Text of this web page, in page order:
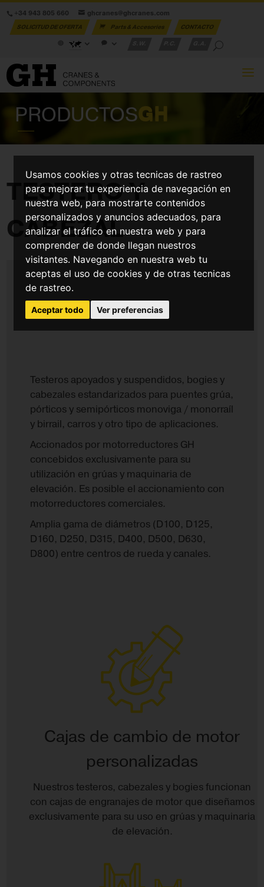
Usamos cookies y otras tecnicas de rastreo
para mejorar tu experiencia de navegación en
nuestra web, para mostrarte contenidos
personalizados y anuncios adecuados, para
analizar el tráfico en nuestra web y para
comprender de donde llegan nuestros
visitantes. Navegando en nuestra web tu
aceptas el uso de cookies y de otras tecnicas
de rastreo.
Aceptar todo Ver preferencias
+34 943 805 660 ghcranes@ghcranes.com
SOLICITUD DE OFERTA Parts & Accesories
CONTACTO
PRODUCTOSGH
TESTERO Y
CABEZAL
Testeros apoyados y suspendidos, bogies y
cabezales estandarizados para puentes grúa,
pórticos y semipórticos monoviga / monorraíl
y birrail, carros y otro tipo de aplicaciones.
Accionados por motorreductores GH
concebidos exclusivamente para su
utilización en grúas y maquinaria de
elevación. Es posible el accionamiento con
motorreductores comerciales.
Amplia gama de diámetros (D100, D125,
D160, D250, D315, D400, D500, D630,
D800) entre centros de rueda y canales.
Cajas de cambio de motor
personalizadas
Nuestros testeros, cabezales y bogies funcionan
con cajas de engranajes de motor que diseñamos
exclusivamente para su uso en grúas y maquinaria
de elevación.